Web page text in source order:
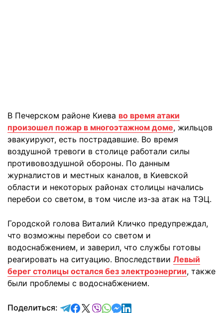
В Печерском районе Киева во время атаки
произошел пожар в многоэтажном доме, жильцов
эвакуируют, есть пострадавшие. Во время
воздушной тревоги в столице работали силы
противовоздушной обороны. По данным
журналистов и местных каналов, в Киевской
области и некоторых районах столицы начались
перебои со светом, в том числе из-за атак на ТЭЦ.
Городской голова Виталий Кличко предупреждал,
что возможны перебои со светом и
водоснабжением, и заверил, что службы готовы
реагировать на ситуацию. Впоследствии Левый
берег столицы остался без электроэнергии, также
были проблемы с водоснабжением.
Поделиться: отправить в Telegram
поделиться в Facebook
поделиться в X
отправить в Viber
отправить в Whatsapp
отправить в Messenger
отправить в LinkedIn